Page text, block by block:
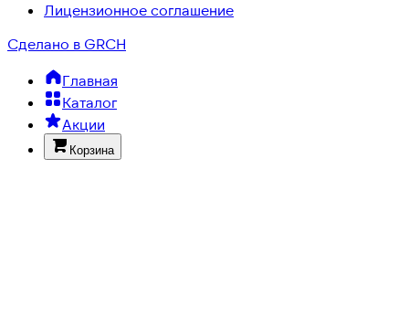
Лицензионное соглашение
Сделано в GRCH
Главная
Каталог
Акции
Корзина